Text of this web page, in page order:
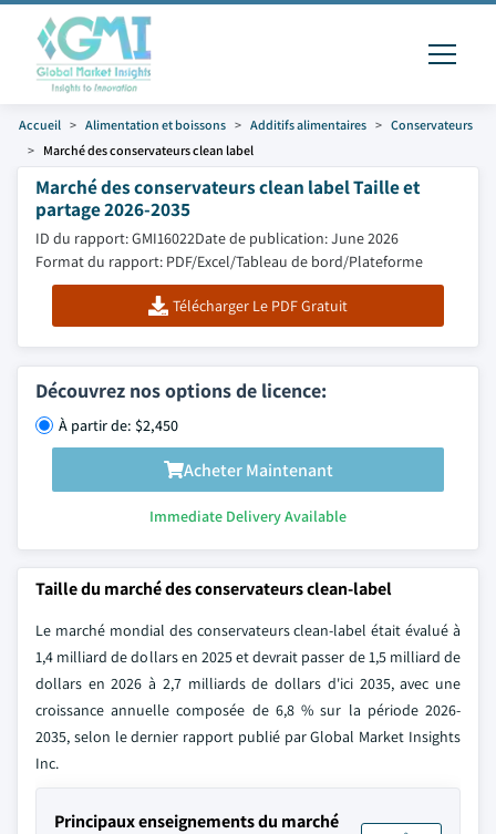
Accueil Alimentation et boissons Additifs alimentaires
Conservateurs
Marché des conservateurs clean label
Marché des conservateurs clean label Taille et
partage 2026-2035
ID du rapport: GMI16022Date de publication: June 2026
Format du rapport: PDF/Excel/Tableau de bord/Plateforme
Télécharger Le PDF Gratuit
Découvrez nos options de licence:
À partir de: $2,450
Acheter Maintenant
Immediate Delivery Available
Taille du marché des conservateurs clean-label
Le marché mondial des conservateurs clean-label était évalué à
1,4 milliard de dollars en 2025 et devrait passer de 1,5 milliard de
dollars en 2026 à 2,7 milliards de dollars d'ici 2035, avec une
croissance annuelle composée de 6,8 % sur la période 2026-
2035, selon le dernier rapport publié par Global Market Insights
Inc.
Principaux enseignements du marché